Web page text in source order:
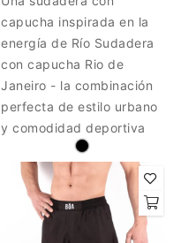
capucha inspirada en la
energía de Río Sudadera
con capucha Rio de
Janeiro - la combinación
perfecta de estilo urbano
y comodidad deportiva